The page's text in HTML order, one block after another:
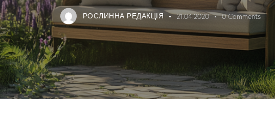
РОСЛИННА РЕДАКЦІЯ 21.04.2020 0 Comments